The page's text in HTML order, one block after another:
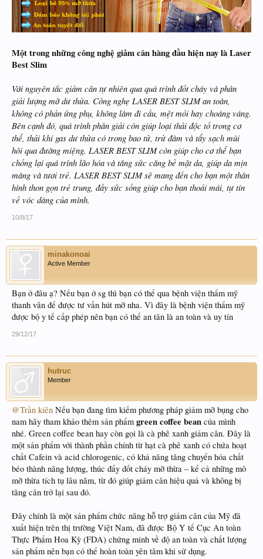
Một trong những công nghệ giảm cân hàng đầu hiện nay là Laser
Best Slim
Với nguyên tắc giảm cân tự nhiên qua quá trình đốt cháy và phân
giải lượng mỡ dư thừa. Công nghẹ LASER BEST SLIM an toàn,
không có phản ứng phụ, không làm đi cầu, mệt mỏi hay choáng váng.
Bên cạnh đó, quá trình phân giải còn giúp loại thải độc tố trong cơ
thể, thải khí gas dư thừa có trong bao tử, trừ đàm và tẩy sạch mùi
hôi qua đường miệng. LASER BEST SLIM còn giúp cho cơ thể bạn
chống lại quá trình lão hóa và tăng sức căng bề mặt da, giúp da mịn
màng và tươi trẻ. LASER BEST SLIMsẽ mang đến cho bạn một thân
hình thon gọn trẻ trung, đầy sức sống giúp cho bạn thoải mái, tự tin
về vóc dáng của mình.
10/8/17
minakonoai
Active Member
Bạn ở đâu ạ? Nếu bạn ở sg thì bạn có thể qua bệnh viện thẩm mỹ
thanh vân để được tư vấn hút mỡ nha. Vì đây là bệnh viện thẩm mỹ
được bộ y tế cấp phép nên bạn có thể an tân là an toàn và uy tín
29/12/17
hutruc
Member
@Trần kiên Nếu bạn đang tìm kiếm phương pháp giảm mỡ bụng cho
nam hãy tham khảo thêm sản phẩm green coffee bean của mình
nhé. Green coffee bean hay còn gọi là cà phê xanh giảm cân. Đây là
một sản phẩm với thành phần chính từ hạt cà phê xanh có chứa hoạt
chất Cafein và acid chlorogenic, có khả năng tăng chuyển hóa chất
béo thành năng lượng, thúc đẩy đốt cháy mỡ thừa – kể cả những mô
mỡ thừa tích tụ lâu năm, từ đó giúp giảm cân hiệu quả và không bị
tăng cân trở lại sau đó.
Đây chính là một sản phẩm chức năng hỗ trợ giảm cân của Mỹ đã
xuất hiện trên thị trường Việt Nam, đã được Bộ Y tế Cục An toàn
Thực Phẩm Hoa Kỳ (FDA) chứng minh về độ an toàn và chất lượng
sản phẩm nên bạn có thể hoàn toàn yên tâm khi sử dụng.